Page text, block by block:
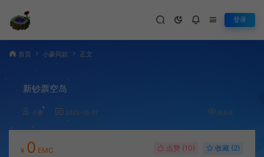
登录
首页 小豪同款 正文
新钞票空岛
小豪 2025-05-31 8,574
¥ 0 EMC 点赞 (10) 收藏 (2)